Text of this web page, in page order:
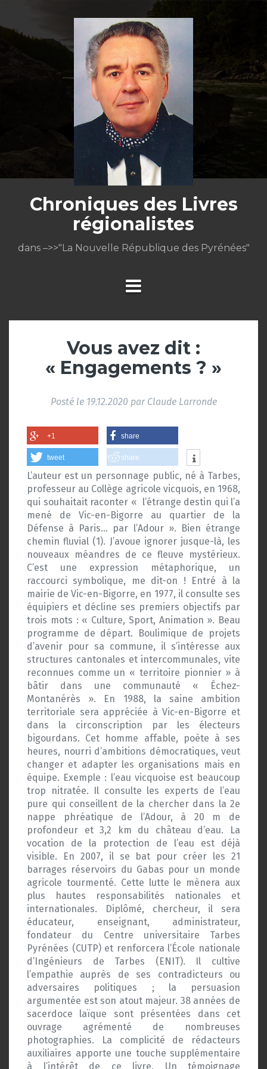
contenu
Chroniques des Livres
régionalistes
dans –>>"La Nouvelle République des Pyrénées"
Vous avez dit :
« Engagements ? »
Posté le 19.12.2020 par Claude Larronde
+1 share
tweet share
L’auteur est un personnage public, né à Tarbes,
professeur au Collège agricole vicquois, en 1968,
qui souhaitait raconter « l’étrange destin qui l’a
mené de Vic-en-Bigorre au quartier de la
Défense à Paris… par l’Adour ». Bien étrange
chemin fluvial (1). J’avoue ignorer jusque-là, les
nouveaux méandres de ce fleuve mystérieux.
C’est une expression métaphorique, un
raccourci symbolique, me dit-on ! Entré à la
mairie de Vic-en-Bigorre, en 1977, il consulte ses
équipiers et décline ses premiers objectifs par
trois mots : « Culture, Sport, Animation ». Beau
programme de départ. Boulimique de projets
d’avenir pour sa commune, il s’intéresse aux
structures cantonales et intercommunales, vite
reconnues comme un « territoire pionnier » à
bâtir dans une communauté « Échez-
Montanérès ». En 1988, la saine ambition
territoriale sera appréciée à Vic-en-Bigorre et
dans la circonscription par les électeurs
bigourdans. Cet homme affable, poète à ses
heures, nourri d’ambitions démocratiques, veut
changer et adapter les organisations mais en
équipe. Exemple : l’eau vicquoise est beaucoup
trop nitratée. Il consulte les experts de l’eau
pure qui conseillent de la chercher dans la 2e
nappe phréatique de l’Adour, à 20 m de
profondeur et 3,2 km du château d’eau. La
vocation de la protection de l’eau est déjà
visible. En 2007, il se bat pour créer les 21
barrages réservoirs du Gabas pour un monde
agricole tourmenté. Cette lutte le mènera aux
plus hautes responsabilités nationales et
internationales. Diplômé, chercheur, il sera
éducateur, enseignant, administrateur,
fondateur du Centre universitaire Tarbes
Pyrénées (CUTP) et renforcera l’École nationale
d’Ingénieurs de Tarbes (ENIT). Il cultive
l’empathie auprès de ses contradicteurs ou
adversaires politiques ; la persuasion
argumentée est son atout majeur. 38 années de
sacerdoce laïque sont présentées dans cet
ouvrage agrémenté de nombreuses
photographies. La complicité de rédacteurs
auxiliaires apporte une touche supplémentaire
à l’intérêt de ce livre. Un témoignage